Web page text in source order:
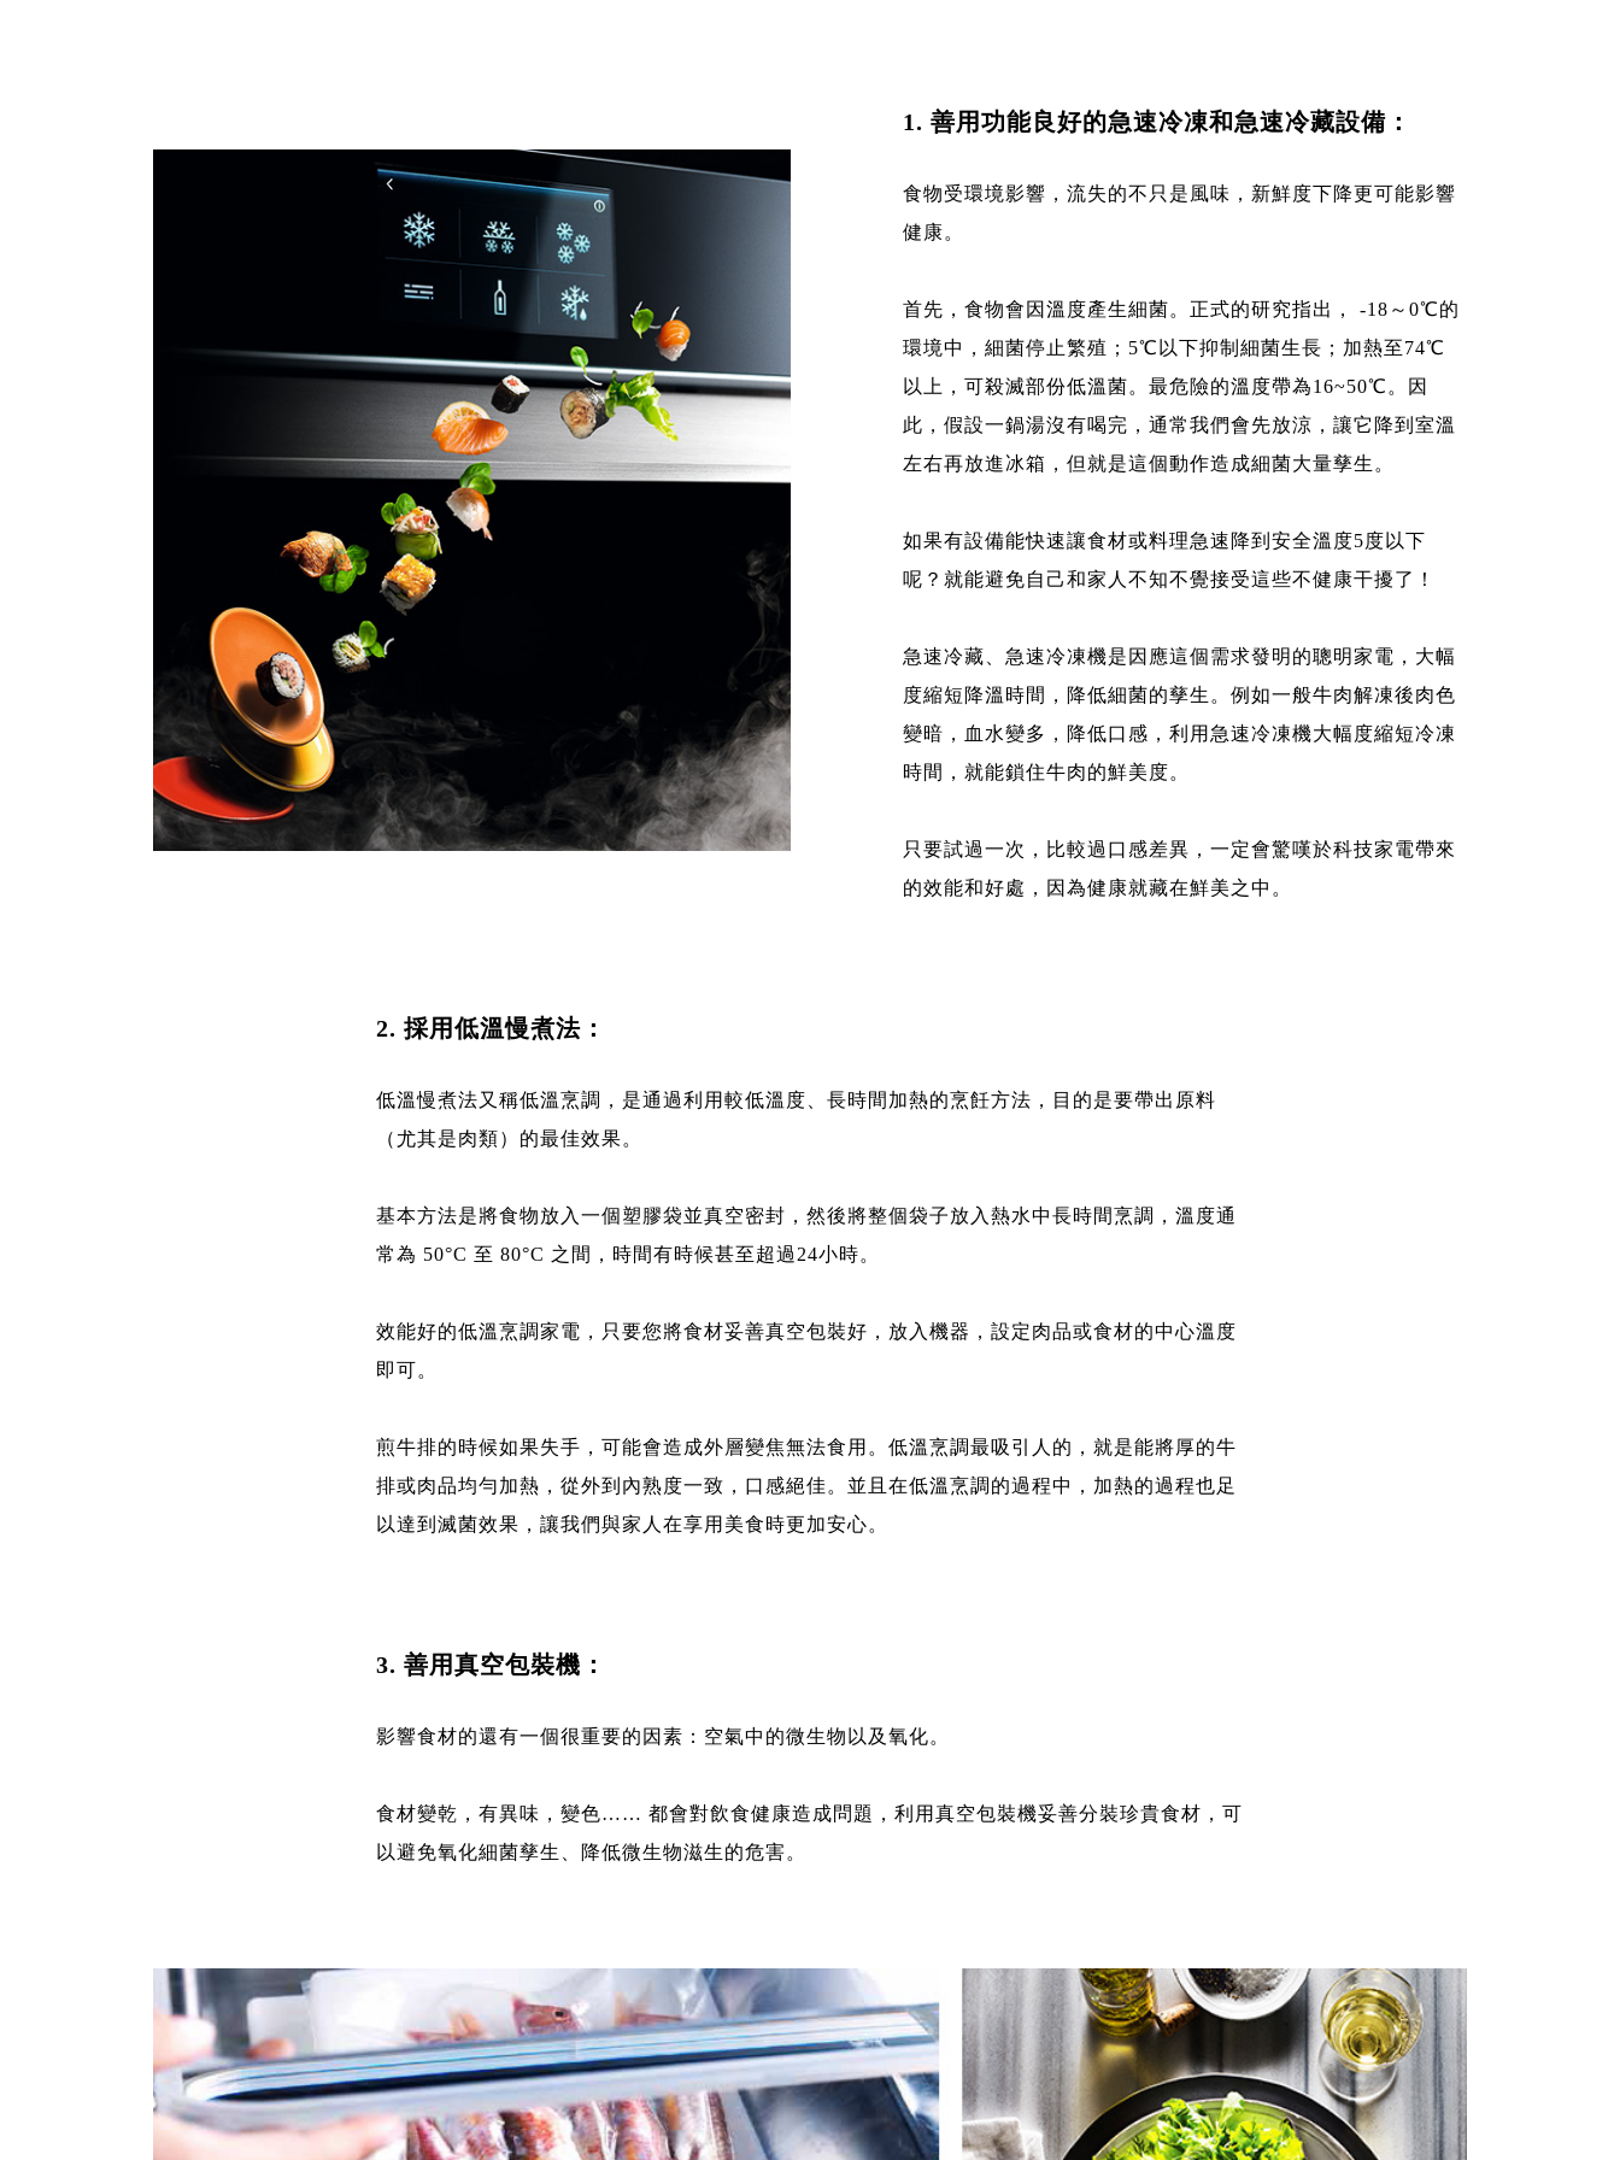
1. 善用功能良好的急速冷凍和急速冷藏設備：
食物受環境影響，流失的不只是風味，新鮮度下降更可能影響
健康。
首先，食物會因溫度產生細菌。正式的研究指出， -18～0℃的
環境中，細菌停止繁殖；5℃以下抑制細菌生長；加熱至74℃
以上，可殺滅部份低溫菌。最危險的溫度帶為16~50℃。因
此，假設一鍋湯沒有喝完，通常我們會先放涼，讓它降到室溫
左右再放進冰箱，但就是這個動作造成細菌大量孳生。
如果有設備能快速讓食材或料理急速降到安全溫度5度以下
呢？就能避免自己和家人不知不覺接受這些不健康干擾了！
急速冷藏、急速冷凍機是因應這個需求發明的聰明家電，大幅
度縮短降溫時間，降低細菌的孳生。例如一般牛肉解凍後肉色
變暗，血水變多，降低口感，利用急速冷凍機大幅度縮短冷凍
時間，就能鎖住牛肉的鮮美度。
只要試過一次，比較過口感差異，一定會驚嘆於科技家電帶來
的效能和好處，因為健康就藏在鮮美之中。
2. 採用低溫慢煮法：
低溫慢煮法又稱低溫烹調，是通過利用較低溫度、長時間加熱的烹飪方法，目的是要帶出原料
（尤其是肉類）的最佳效果。
基本方法是將食物放入一個塑膠袋並真空密封，然後將整個袋子放入熱水中長時間烹調，溫度通
常為 50°C 至 80°C 之間，時間有時候甚至超過24小時。
效能好的低溫烹調家電，只要您將食材妥善真空包裝好，放入機器，設定肉品或食材的中心溫度
即可。
煎牛排的時候如果失手，可能會造成外層變焦無法食用。低溫烹調最吸引人的，就是能將厚的牛
排或肉品均勻加熱，從外到內熟度一致，口感絕佳。並且在低溫烹調的過程中，加熱的過程也足
以達到滅菌效果，讓我們與家人在享用美食時更加安心。
3. 善用真空包裝機：
影響食材的還有一個很重要的因素：空氣中的微生物以及氧化。
食材變乾，有異味，變色…… 都會對飲食健康造成問題，利用真空包裝機妥善分裝珍貴食材，可
以避免氧化細菌孳生、降低微生物滋生的危害。